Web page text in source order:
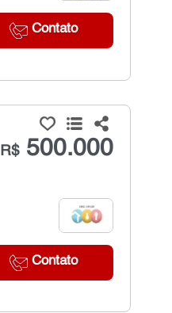
Contato
R$500.000
Contato